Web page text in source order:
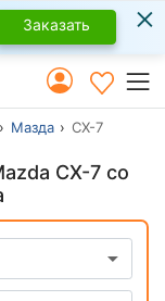
Заказать ×
Мазда СХ-7
CX-7 со